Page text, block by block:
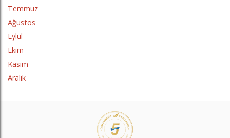
Temmuz
Ağustos
Eylül
Ekim
Kasım
Aralık